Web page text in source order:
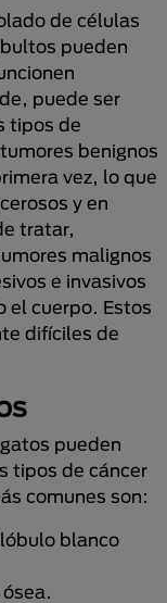
de células
pueden
puede ser
tipos de
benignos
vez, lo que
y en
tratar,
malignos
e invasivos
el cuerpo. Estos
difíciles de
pueden
tipos de cáncer
comunes son:
blanco